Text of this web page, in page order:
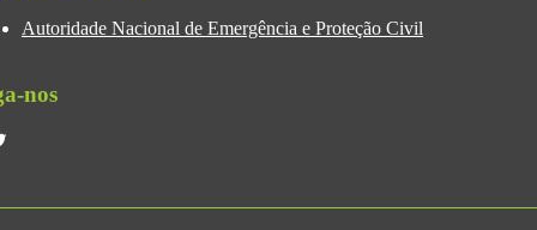
Autoridade Nacional de Emergência e Proteção Civil
nos